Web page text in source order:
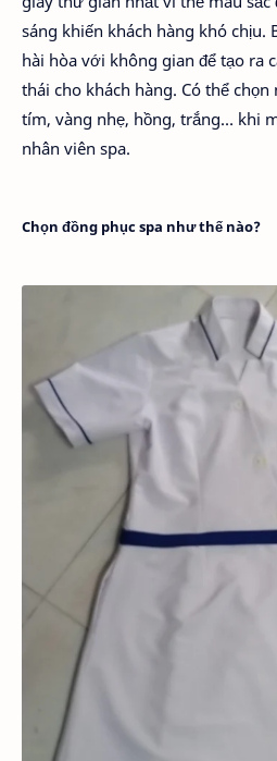
sáng khiến khách hàng khó chịu.
hài hòa với không gian để tạo ra
thái cho khách hàng. Có thể
tím, vàng nhẹ, hồng, trắng… khi
nhân viên spa.
Chọn đồng phục spa như thế nào?